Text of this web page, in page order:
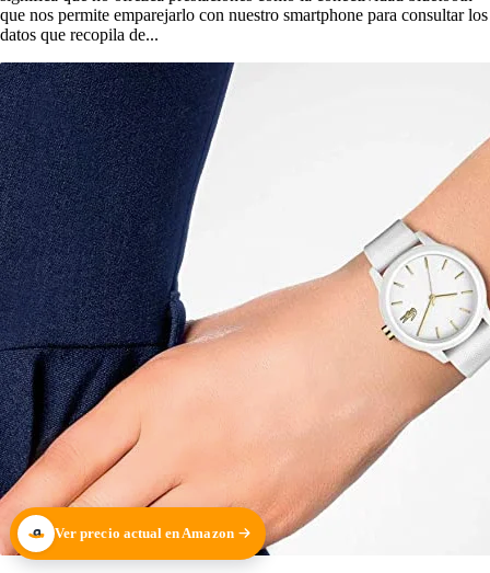
que nos permite emparejarlo con nuestro smartphone para consultar los
datos que recopila de...
Ver precio actual en Amazon